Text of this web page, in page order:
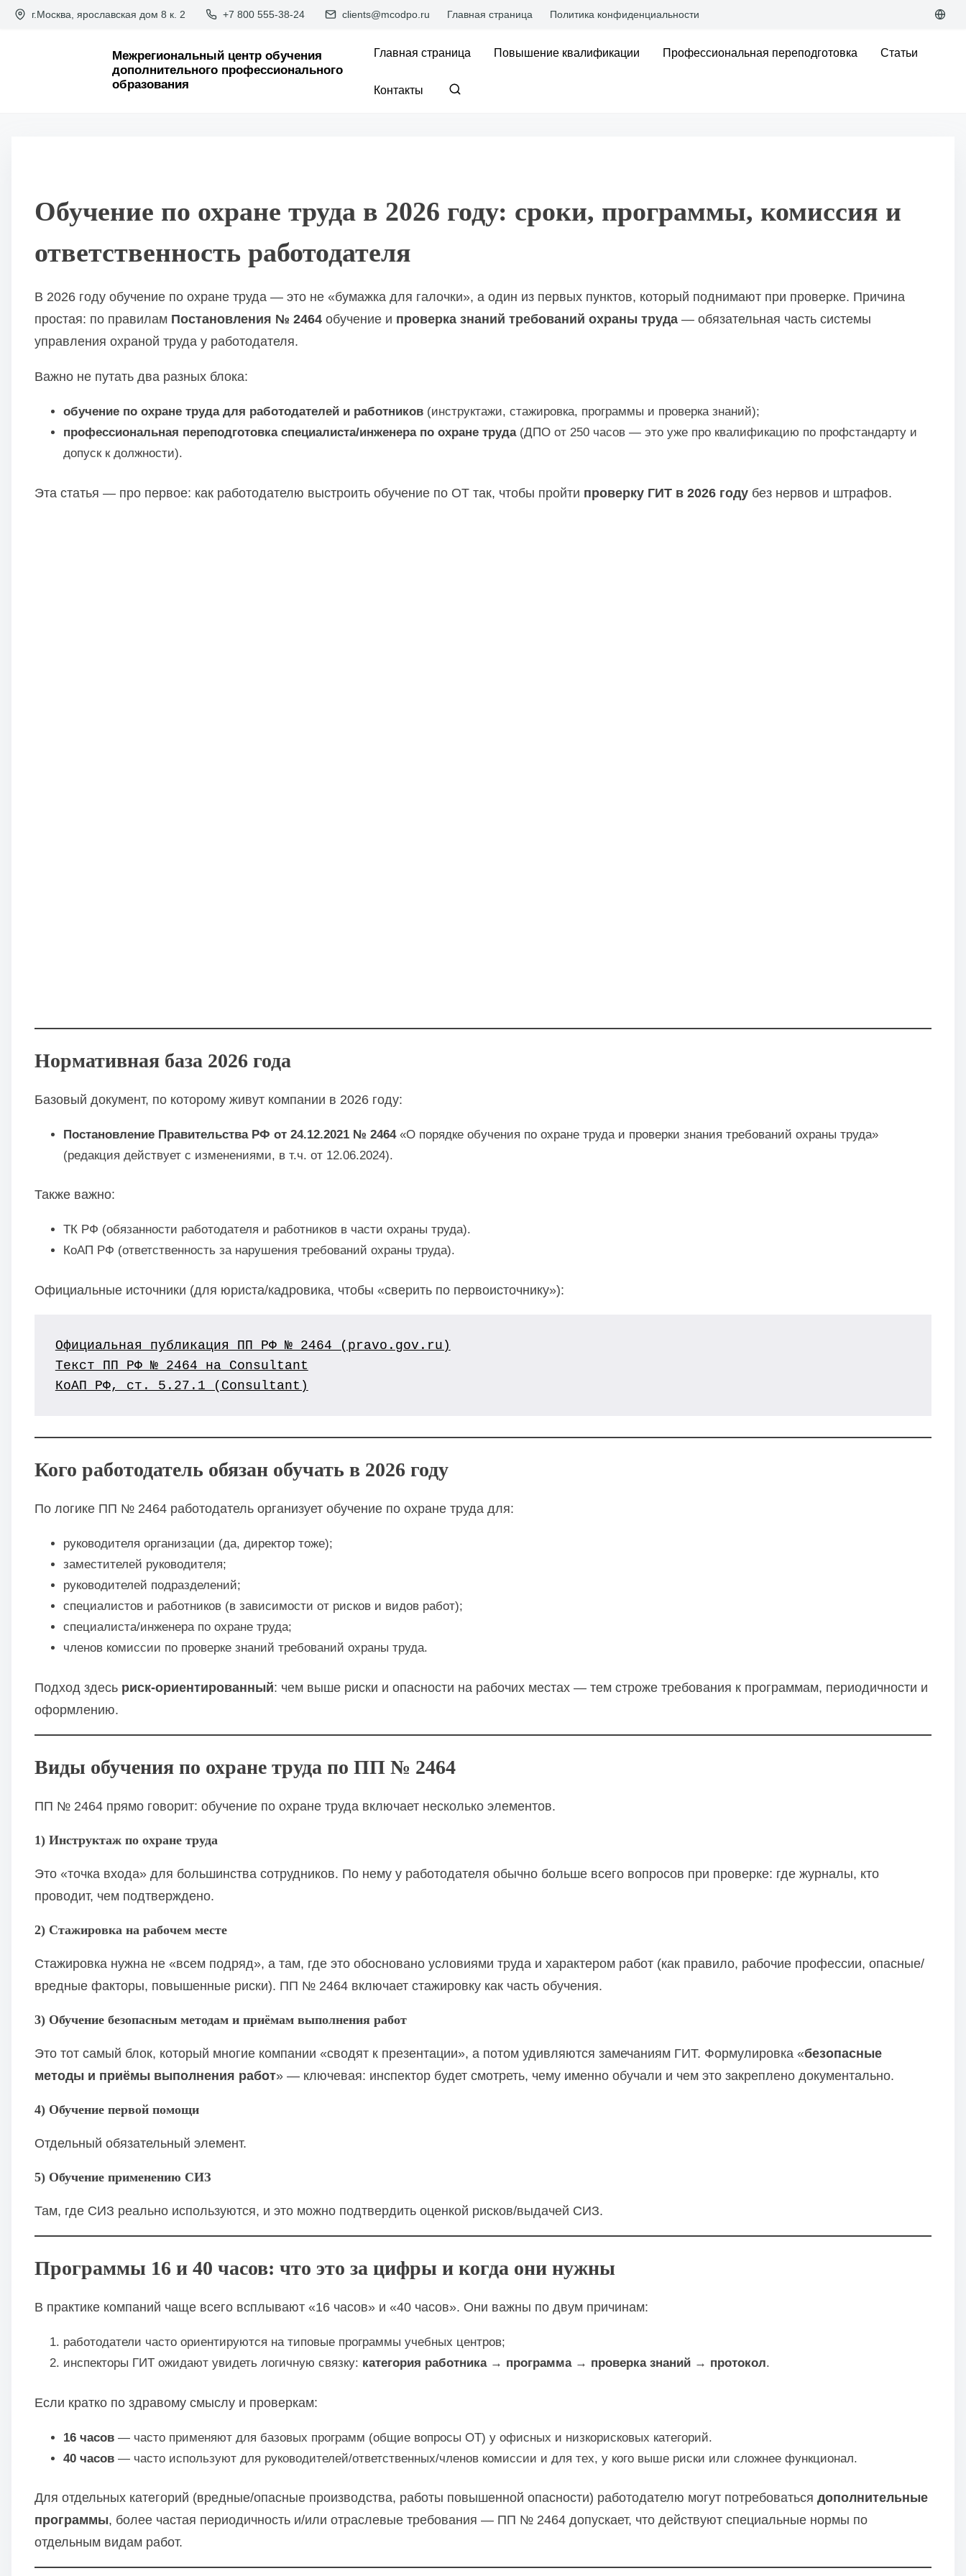
г.Москва, ярославская дом 8 к. 2 +7 800 555-38-24 clients@mcodpo.ru Главная страница Политика конфиденциальности
Межрегиональный центр обучения
дополнительного профессионального
образования
Главная страница Повышение квалификации Профессиональная переподготовка Статьи
Контакты
Обучение по охране труда в 2026 году: сроки, программы, комиссия и
ответственность работодателя
В 2026 году обучение по охране труда — это не «бумажка для галочки», а один из первых пунктов, который поднимают при проверке. Причина
простая: по правилам Постановления № 2464 обучение и проверка знаний требований охраны труда — обязательная часть системы
управления охраной труда у работодателя.
Важно не путать два разных блока:
обучение по охране труда для работодателей и работников (инструктажи, стажировка, программы и проверка знаний);
профессиональная переподготовка специалиста/инженера по охране труда(ДПО от 250 часов — это уже про квалификацию по профстандарту и
допуск к должности).
Эта статья — про первое: как работодателю выстроить обучение по ОТ так, чтобы пройти проверку ГИТ в 2026 году без нервов и штрафов.
Нормативная база 2026 года
Базовый документ, по которому живут компании в 2026 году:
Постановление Правительства РФ от 24.12.2021 № 2464«О порядке обучения по охране труда и проверки знания требований охраны труда»
(редакция действует с изменениями, в т.ч. от 12.06.2024).
Также важно:
ТК РФ (обязанности работодателя и работников в части охраны труда).
КоАП РФ (ответственность за нарушения требований охраны труда).
Официальные источники (для юриста/кадровика, чтобы «сверить по первоисточнику»):
Официальная публикация ПП РФ № 2464 (pravo.gov.ru)
Текст ПП РФ № 2464 на Consultant
КоАП РФ, ст. 5.27.1 (Consultant)
Кого работодатель обязан обучать в 2026 году
По логике ПП № 2464 работодатель организует обучение по охране труда для:
руководителя организации (да, директор тоже);
заместителей руководителя;
руководителей подразделений;
специалистов и работников (в зависимости от рисков и видов работ);
специалиста/инженера по охране труда;
членов комиссии по проверке знаний требований охраны труда.
Подход здесь риск-ориентированный: чем выше риски и опасности на рабочих местах — тем строже требования к программам, периодичности и
оформлению.
Виды обучения по охране труда по ПП № 2464
ПП № 2464 прямо говорит: обучение по охране труда включает несколько элементов.
1) Инструктаж по охране труда
Это «точка входа» для большинства сотрудников. По нему у работодателя обычно больше всего вопросов при проверке: где журналы, кто
проводит, чем подтверждено.
2) Стажировка на рабочем месте
Стажировка нужна не «всем подряд», а там, где это обосновано условиями труда и характером работ (как правило, рабочие профессии, опасные/
вредные факторы, повышенные риски). ПП № 2464 включает стажировку как часть обучения.
3) Обучение безопасным методам и приёмам выполнения работ
Это тот самый блок, который многие компании «сводят к презентации», а потом удивляются замечаниям ГИТ. Формулировка «безопасные
методы и приёмы выполнения работ» — ключевая: инспектор будет смотреть, чему именно обучали и чем это закреплено документально.
4) Обучение первой помощи
Отдельный обязательный элемент.
5) Обучение применению СИЗ
Там, где СИЗ реально используются, и это можно подтвердить оценкой рисков/выдачей СИЗ.
Программы 16 и 40 часов: что это за цифры и когда они нужны
В практике компаний чаще всего всплывают «16 часов» и «40 часов». Они важны по двум причинам:
работодатели часто ориентируются на типовые программы учебных центров;
инспекторы ГИТ ожидают увидеть логичную связку: категория работника → программа → проверка знаний → протокол.
Если кратко по здравому смыслу и проверкам:
16 часов — часто применяют для базовых программ (общие вопросы ОТ) у офисных и низкорисковых категорий.
40 часов — часто используют для руководителей/ответственных/членов комиссии и для тех, у кого выше риски или сложнее функционал.
Для отдельных категорий (вредные/опасные производства, работы повышенной опасности) работодателю могут потребоваться дополнительные
программы, более частая периодичность и/или отраслевые требования — ПП № 2464 допускает, что действуют специальные нормы по
отдельным видам работ.